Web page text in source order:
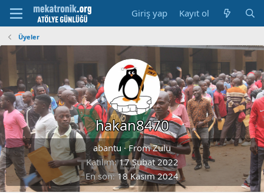
Giriş yap Kayıt ol
Üyeler
hakan8470
abantu ·FromZulu
Katılım 17 Şubat 2022
En son 18 Kasım 2024